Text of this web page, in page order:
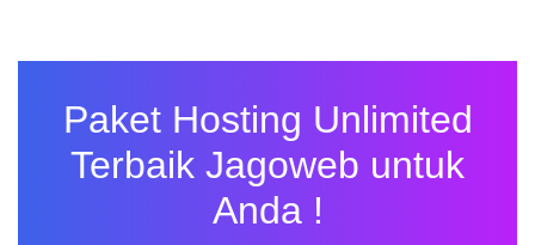
Paket Hosting Unlimited
Terbaik Jagoweb untuk
Anda !